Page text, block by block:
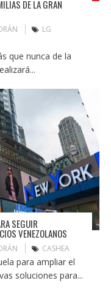
DE LA GRAN
LG
que nunca de la
SEGUIR
VENEZOLANOS
CASHEA
para ampliar el
soluciones para...